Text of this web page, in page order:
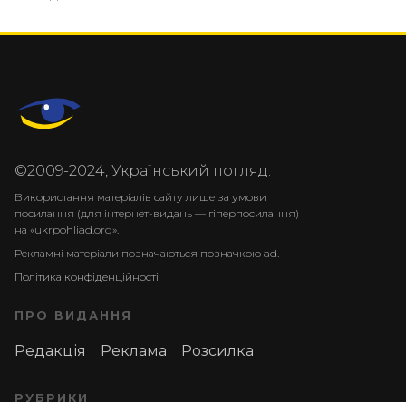
©2009-2024, Український погляд.
Використання матеріалів сайту лише за умови
посилання (для інтернет-видань — гіперпосилання)
на «ukrpohliad.org».
Рекламні матеріали позначаються позначкою ad.
Політика конфіденційності
ПРО ВИДАННЯ
Редакція Реклама Розсилка
РУБРИКИ